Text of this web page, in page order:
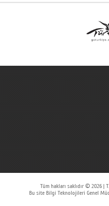
Tüm hakları saklıdır © 2026 |
Bu site Bilgi Teknolojileri Genel